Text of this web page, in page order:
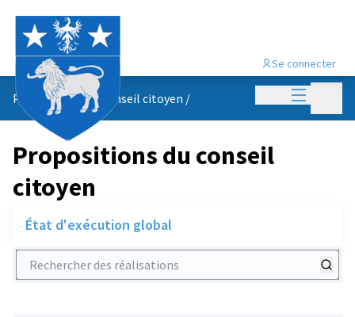
Menu
Se connecter
Propositions du conseil citoyen /
Propositions du conseil
citoyen
État d'exécution global
Rechercher des réalisations